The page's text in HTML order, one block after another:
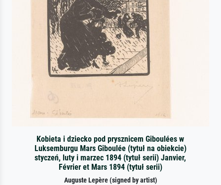
Kobieta i dziecko pod prysznicem Giboulées w
Luksemburgu Mars Giboulée (tytuł na obiekcie)
styczeń, luty i marzec 1894 (tytuł serii) Janvier,
Février et Mars 1894 (tytuł serii)
Auguste Lepère (signed by artist)